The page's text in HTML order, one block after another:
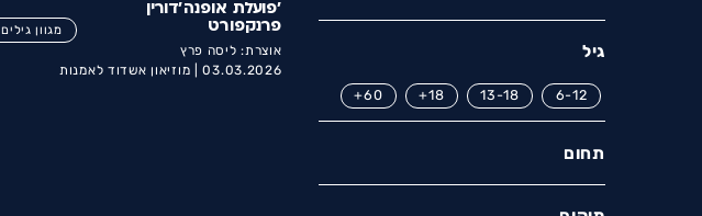
גיל
6-12
13-18
18+
60+
תחום
'פועלת אופנה'דורין
פרנקפורט
אוצרת: ליסה פרץ
מגוון גילים
03.03.2026 | מוזיאון אשדוד לאמנות